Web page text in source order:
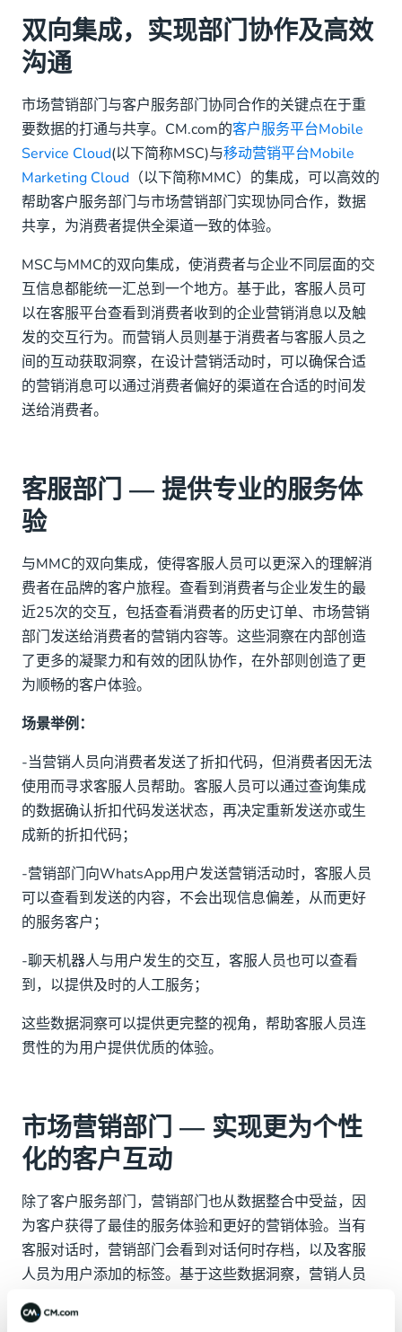
双向集成，实现部门协作及高效
沟通
市场营销部门与客户服务部门协同合作的关键点在于重
要数据的打通与共享。CM.com的客户服务平台Mobile
Service Cloud(以下简称MSC)与移动营销平台Mobile
Marketing Cloud （以下简称MMC）的集成，可以高效的
帮助客户服务部门与市场营销部门实现协同合作，数据
共享，为消费者提供全渠道一致的体验。
MSC与MMC的双向集成，使消费者与企业不同层面的交
互信息都能统一汇总到一个地方。基于此，客服人员可
以在客服平台查看到消费者收到的企业营销消息以及触
发的交互行为。而营销人员则基于消费者与客服人员之
间的互动获取洞察，在设计营销活动时，可以确保合适
的营销消息可以通过消费者偏好的渠道在合适的时间发
送给消费者。
客服部门 — 提供专业的服务体
验
与MMC的双向集成，使得客服人员可以更深入的理解消
费者在品牌的客户旅程。查看到消费者与企业发生的最
近25次的交互，包括查看消费者的历史订单、市场营销
部门发送给消费者的营销内容等。这些洞察在内部创造
了更多的凝聚力和有效的团队协作，在外部则创造了更
为顺畅的客户体验。
场景举例：
-当营销人员向消费者发送了折扣代码，但消费者因无法
使用而寻求客服人员帮助。客服人员可以通过查询集成
的数据确认折扣代码发送状态，再决定重新发送亦或生
成新的折扣代码；
-营销部门向WhatsApp用户发送营销活动时，客服人员
可以查看到发送的内容，不会出现信息偏差，从而更好
的服务客户；
-聊天机器人与用户发生的交互，客服人员也可以查看
到，以提供及时的人工服务；
这些数据洞察可以提供更完整的视角，帮助客服人员连
贯性的为用户提供优质的体验。
市场营销部门 — 实现更为个性
化的客户互动
除了客户服务部门，营销部门也从数据整合中受益，因
为客户获得了最佳的服务体验和更好的营销体验。当有
客服对话时，营销部门会看到对话何时存档，以及客服
人员为用户添加的标签。基于这些数据洞察，营销人员
可以使与用户的沟通互动更加相关和个性化。